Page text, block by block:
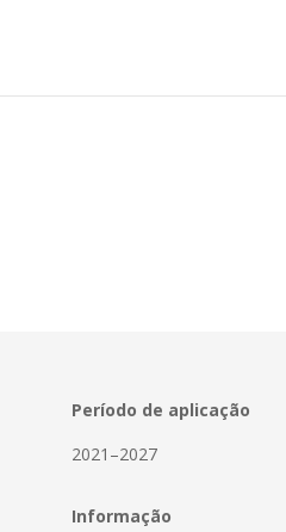
Período de aplicação
2021–2027
Informação